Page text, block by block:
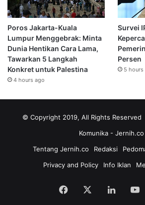
Poros Jakarta-Kuala
Lumpur Menggebrak: Minta
Dunia Hentikan Cara Lama,
Tawarkan 5 Langkah
Konkret untuk Palestina
4 hours ago
Survei
Persen
5 hours
© Copyright 2019, All Rights
Komunika - Jernih.co
Tentang Jernih.co
Redaksi
Privacy and Policy
Info Iklan
Facebook LinkedIn